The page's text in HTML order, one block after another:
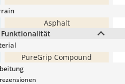
Asphalt
PureGrip Compound